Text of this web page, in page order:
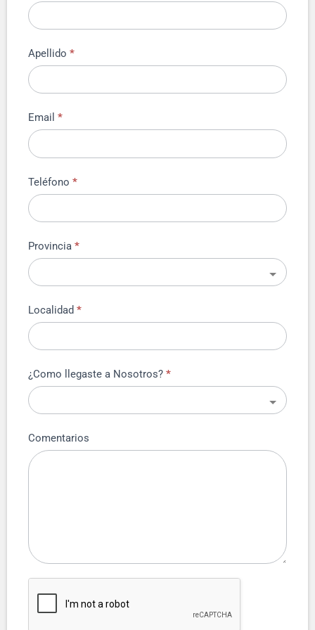
Apellido *
Email *
Teléfono *
Provincia *
Localidad *
¿Como llegaste a Nosotros? *
Comentarios